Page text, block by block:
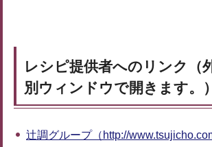
レシピ提供者へのリンク（
別ウィンドウで開きます。）
辻調グループ（http://